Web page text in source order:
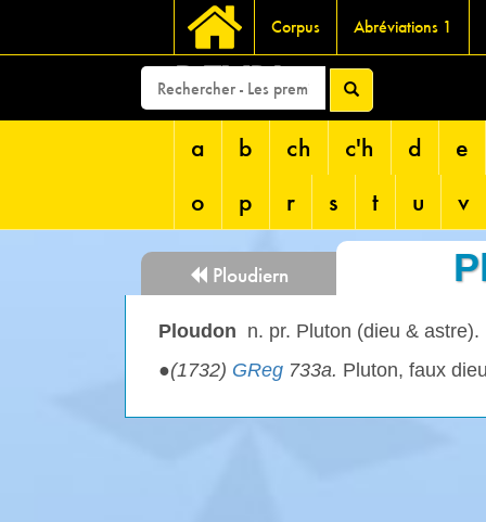
Corpus Abréviations 1
DEVRI
a b ch c'h d
e
o
p r s t u v
Ploudiern
Ploudon n. pr. Pluton (dieu & astre).
●(1732) GReg 733a. Pluton, faux